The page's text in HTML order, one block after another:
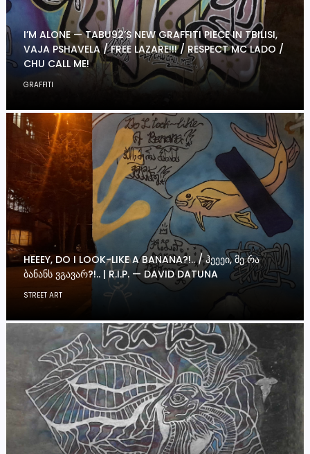
I’M ALONE — TABU92’S NEW GRAFFITI PIECE IN TBILISI,
VAJA PSHAVELA / FREE LAZARE!!! / RESPECT MC LADO /
CHU CALL ME!
GRAFFITI
HEEEY, DO I LOOK-LIKE A BANANA?!.. / ᲰᲔᲔᲔᲘ, ᲛᲔ ᲠᲐ
ᲑᲐᲜᲐᲜᲡ ᲕᲒᲐᲕᲐᲠ?!.. | R.I.P. — DAVID DATUNA
STREET ART